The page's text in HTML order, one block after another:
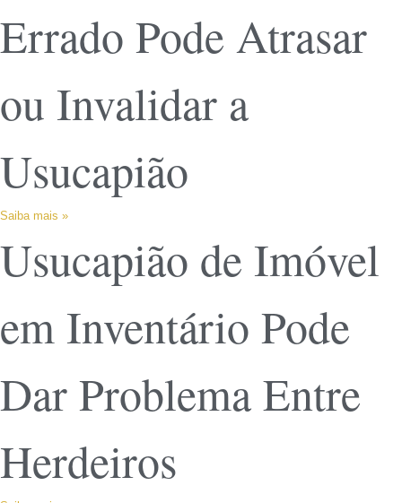
Errado Pode Atrasar
ou Invalidar a
Usucapião
Saiba mais »
Usucapião de Imóvel
em Inventário Pode
Dar Problema Entre
Herdeiros